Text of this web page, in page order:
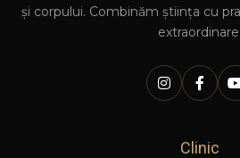
și corpului. Combinăm știința cu
extraordinare.
Clinic